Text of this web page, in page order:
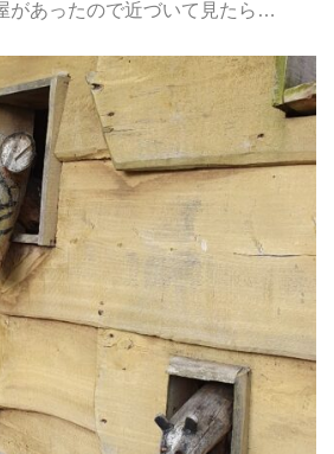
があったので近づいて見たら…